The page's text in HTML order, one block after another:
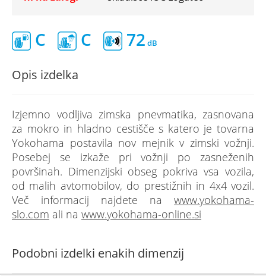
C C 72
Opis izdelka
Izjemno vodljiva zimska pnevmatika, zasnovana
za mokro in hladno cestišče s katero je tovarna
Yokohama postavila nov mejnik v zimski vožnji.
Posebej se izkaže pri vožnji po zasneženih
površinah. Dimenzijski obseg pokriva vsa vozila,
od malih avtomobilov, do prestižnih in 4x4 vozil.
Več informacij najdete na www.yokohama-
slo.com ali na www.yokohama-online.si
Podobni izdelki enakih dimenzij